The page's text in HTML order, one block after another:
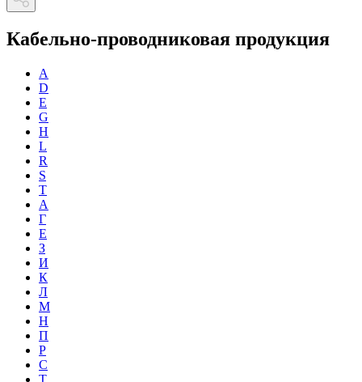
Кабельно-проводниковая продукция
A
D
E
G
H
L
R
S
T
А
Г
Е
З
И
К
Л
М
Н
П
Р
С
Т